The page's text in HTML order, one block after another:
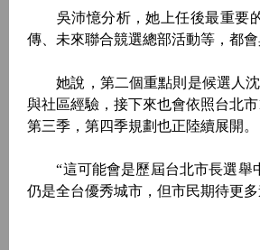
吳沛憶分析，她上任後最重要的
傳、未來聯合競選總部活動等，都
她說，第二個重點則是候選人沈
與社區經驗，接下來也會依照台北
第三季，第四季規劃也正陸續展開。
“這可能會是歷屆台北市長選舉中
仍是全台優秀城市，但市民期待更